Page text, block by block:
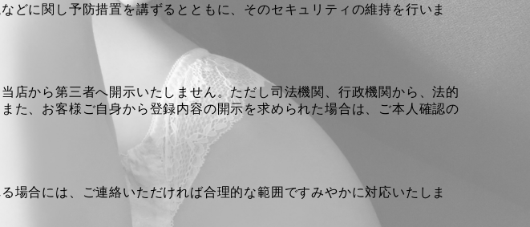
どに関し予防措置を講ずるとともに、そのセキュリティの維持を行いま
店から第三者へ開示いたしません。ただし司法機関、行政機関から、法的
た、お客様ご自身から登録内容の開示を求められた場合は、ご本人確認の
場合には、ご連絡いただければ合理的な範囲ですみやかに対応いたしま